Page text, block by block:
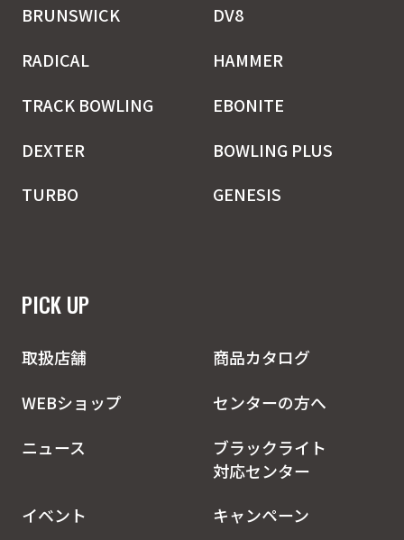
BRUNSWICK
DV8
RADICAL
HAMMER
TRACK BOWLING
EBONITE
DEXTER
BOWLING PLUS
TURBO
GENESIS
PICK UP
取扱店舗
商品カタログ
WEBショップ
センターの方へ
ニュース
ブラックライト
対応センター
イベント
キャンペーン